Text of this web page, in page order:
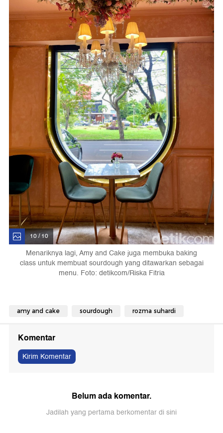
10 / 10
Menariknya lagi, Amy and Cake juga membuka baking
class untuk membuat sourdough yang ditawarkan sebagai
menu. Foto: detikcom/Riska Fitria
amy and cake sourdough rozma suhardi
Komentar
Kirim Komentar
Belum ada komentar.
Jadilah yang pertama berkomentar di sini